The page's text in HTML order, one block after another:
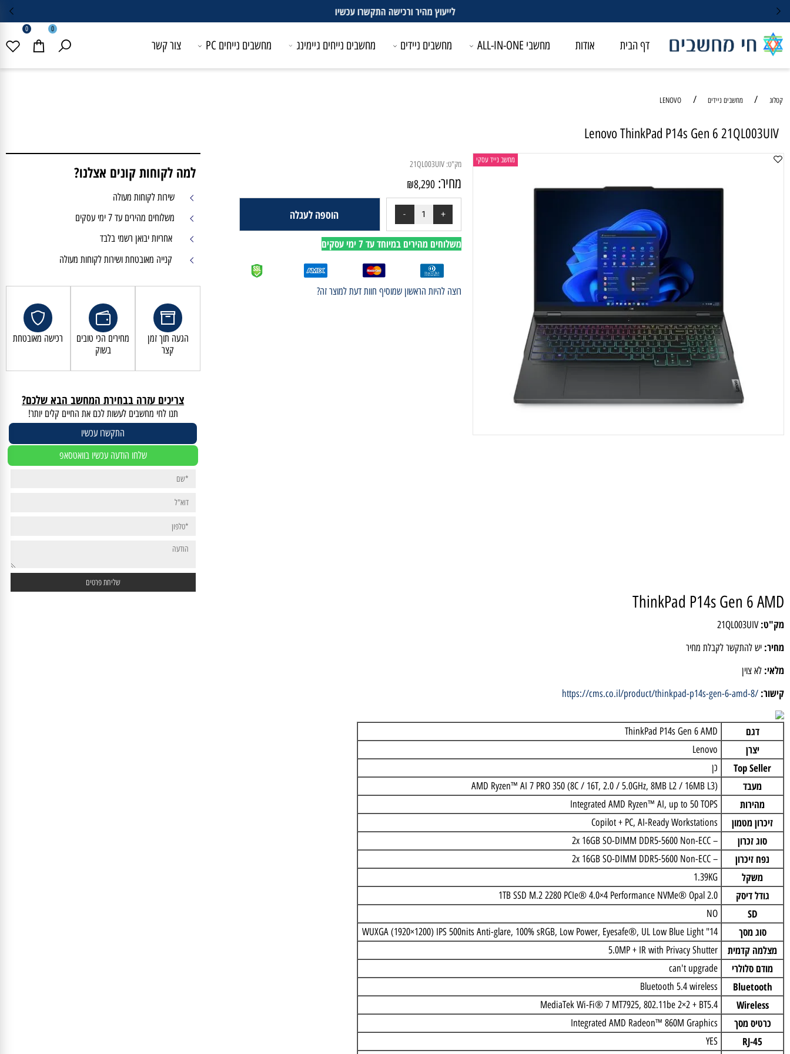
לייעוץ מהיר ורכישה התקשרו עכשיו
0 0
דף הבית מחשבי ALL-IN-ONE מחשבים ניידים מחשבים נייחים גיימינג מחשבים נייחים PC צור קשר
מחשבים ניידים /
LENOVO
Lenovo ThinkPad P14s Gen 6
מחשב נייד עסקי 21QL003UIV
מחיר: ₪8,290
הוספה לעגלה
משלוחים מהירים במיוחד עד 7 ימי עסקים
למה לקוחות קונים אצלנו?
שירות לקוחות מעולה
אחריות יבואן רשמי בלבד
הגעה תוך זמן מחירים הכי טובים
צריכים עזרה בבחירת המחשב הבא שלכם?
תנו לחי מחשבים לעשות לכם את החיים קלים יותר!
התקשרו עכשיו
ThinkPad P14s Gen
21QL003UIV
להתקשר לקבלת מחיר
צוין
https://cms.co.il/product/thinkpad-p14s-gen-6-amd-8/
ThinkPad P14s Gen 6 AMD
Lenovo
Top כן
AMD Ryzen™ AI 7 PRO 350 (8C / 16T, 2.0 / 5.0GHz, 8MB L2 / 16MB L3)
Integrated AMD Ryzen™ AI, up to 50 TOPS
מטמון Copilot + PC, AI-Ready Workstations
– 2x 16GB SO-DIMM DDR5-5600 Non-ECC
– 2x 16GB SO-DIMM DDR5-5600 Non-ECC
1TB SSD M.2 2280 PCIe® 4.0×4 Performance NVMe® Opal 2.0
NO
מסך 14" WUXGA (1920×1200) IPS 500nits Anti-glare, 100% sRGB, Low Power, Eyesafe®, UL Low Blue Light
קדמית 5.0MP + IR with Privacy Shutter
סלולרי can't upgrade
Bluetooth 5.4 wireless
MediaTek Wi-Fi® 7 MT7925, 802.11be 2×2 + BT5.4